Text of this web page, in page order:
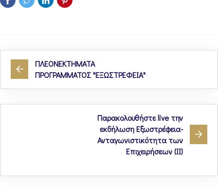
ΠΛΕΟΝΕΚΤΗΜΑΤΑ
ΠΡΟΓΡΑΜΜΑΤΟΣ "ΕΞΩΣΤΡΕΦΕΙΑ"
Παρακολουθήστε live την
εκδήλωση Εξωστρέφεια-
Ανταγωνιστικότητα των
Επιχειρήσεων (ΙΙ)